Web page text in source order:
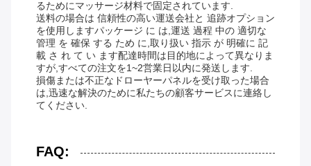
るためにマッサージ材料で固定されています.
送料の場合は 信頼性の高い運送会社と 追跡オプション
を使用しますパッケージ に は,運送 過程 中の 適切な
管理 を 確保 する ため に,取り扱い 指示 が 明確に 記
載 さ れ て い ます配達時間は目的地によって異なりま
すが,すべての注文を1~2営業日以内に発送します.
損傷または不正なドローヤーパネルを受け取った場合
は,迅速な解決のために私たちの顧客サービスに連絡し
てください.
FAQ: